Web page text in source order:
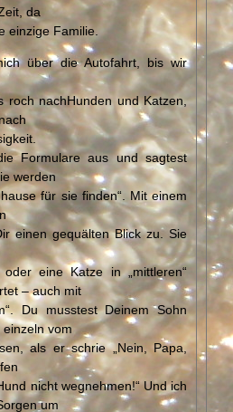
da
einzige Familie.
über die Autofahrt, bis wir
roch nachHunden und Katzen,
Formulare aus und sagtest
werden
für sie finden“. Mit einem
einen gequälten Blick zu. Sie
eine Katze in „mittleren“
– auch mit
Du musstest Deinem Sohn
vom
als er schrie „Nein, Papa,
nicht wegnehmen!“ Und ich
um